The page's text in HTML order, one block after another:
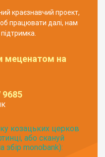
краєзнавчий проект,
працювати далі, нам
меценатом на
9685
козацьких церков
або скануй
збір monobank):